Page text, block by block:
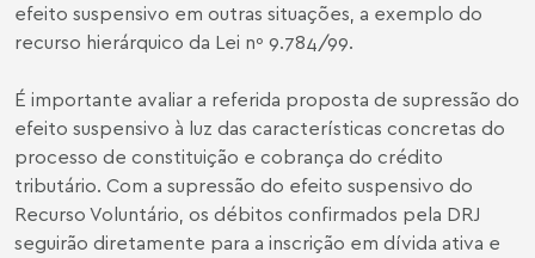
efeito suspensivo em outras situações, a exemplo do
recurso hierárquico da Lei nº 9.784/99.
É importante avaliar a referida proposta de supressão do
efeito suspensivo à luz das características concretas do
processo de constituição e cobrança do crédito
tributário. Com a supressão do efeito suspensivo do
Recurso Voluntário, os débitos confirmados pela DRJ
seguirão diretamente para a inscrição em dívida ativa e